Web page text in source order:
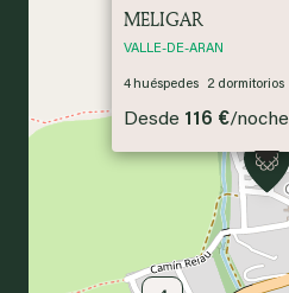
MELIGAR
VALLE-DE-ARAN
4huéspedes 2 dormitorios
Desde 116 €/noche